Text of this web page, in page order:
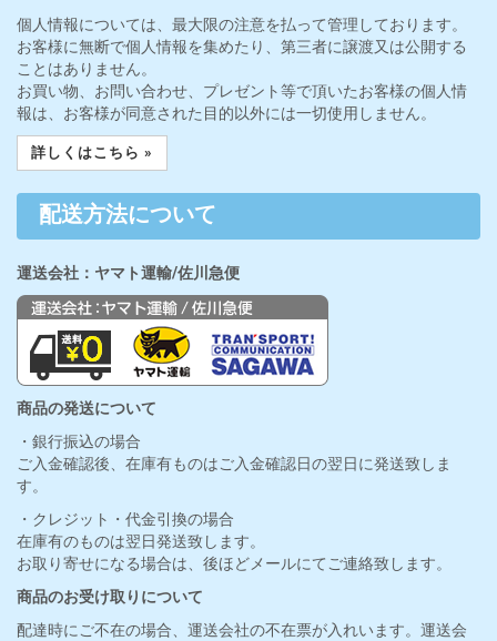
個人情報については、最大限の注意を払って管理しております。
お客様に無断で個人情報を集めたり、第三者に譲渡又は公開する
ことはありません。
お買い物、お問い合わせ、プレゼント等で頂いたお客様の個人情
報は、お客様が同意された目的以外には一切使用しません。
詳しくはこちら »
配送方法について
運送会社：ヤマト運輸/佐川急便
商品の発送について
・銀行振込の場合
ご入金確認後、在庫有ものはご入金確認日の翌日に発送致しま
す。
・クレジット・代金引換の場合
在庫有のものは翌日発送致します。
お取り寄せになる場合は、後ほどメールにてご連絡致します。
商品のお受け取りについて
配達時にご不在の場合、運送会社の不在票が入れいます。運送会